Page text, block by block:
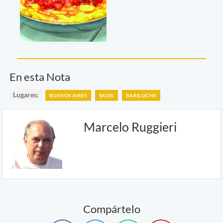
En esta Nota
Lugares: BUENOS AIRES SALTA BARILOCHE
Marcelo Ruggieri
Compártelo